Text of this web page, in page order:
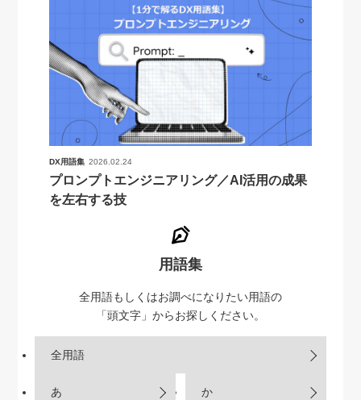
DX用語集 2026.02.24
プロンプトエンジニアリング／AI活用の成果
を左右する技
用語集
全用語もしくはお調べになりたい用語の
「頭文字」からお探しください。
全用語
あ か